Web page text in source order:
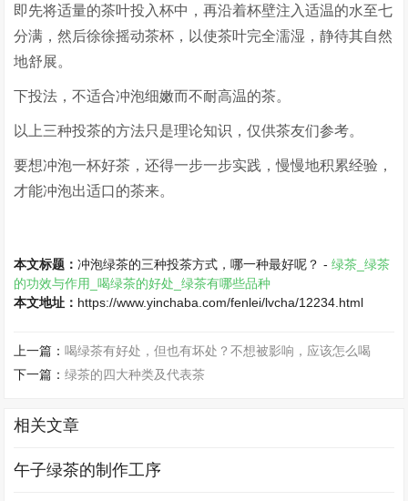
即先将适量的茶叶投入杯中，再沿着杯壁注入适温的水至七
分满，然后徐徐摇动茶杯，以使茶叶完全濡湿，静待其自然
地舒展。
下投法，不适合冲泡细嫩而不耐高温的茶。
以上三种投茶的方法只是理论知识，仅供茶友们参考。
要想冲泡一杯好茶，还得一步一步实践，慢慢地积累经验，
才能冲泡出适口的茶来。
本文标题：冲泡绿茶的三种投茶方式，哪一种最好呢？ -绿茶_绿茶
的功效与作用_喝绿茶的好处_绿茶有哪些品种
本文地址： https://www.yinchaba.com/fenlei/lvcha/12234.html
上一篇：喝绿茶有好处，但也有坏处？不想被影响，应该怎么喝
下一篇：绿茶的四大种类及代表茶
相关文章
午子绿茶的制作工序